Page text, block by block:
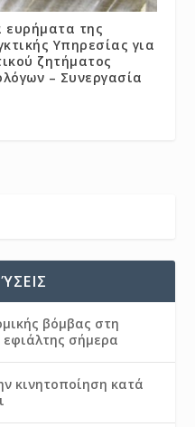
ευρήματα της
Υπηρεσίας για
ζητήματος
– Συνεργασία
βόμβας στη
εφιάλτης σήμερα
κινητοποίηση κατά